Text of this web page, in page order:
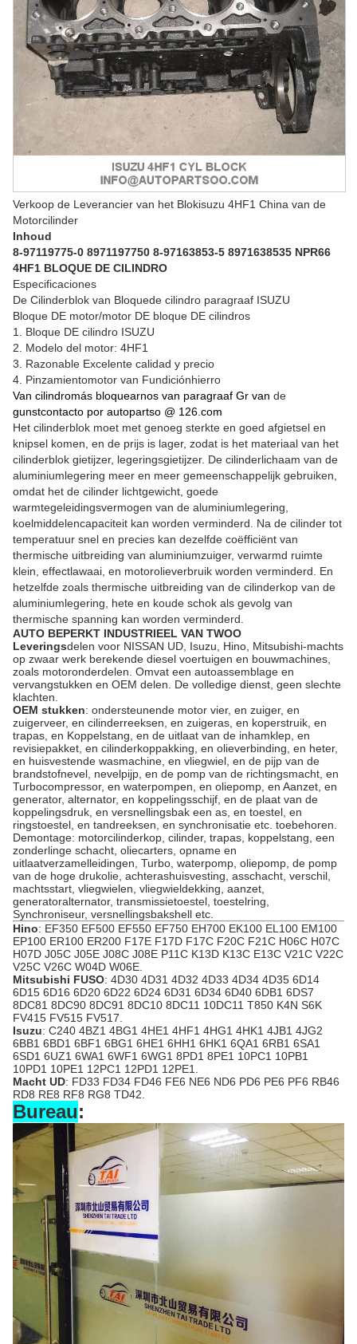
Verkoop de Leverancier van het Blokisuzu 4HF1 China van de
Motorcilinder
Inhoud
8-97119775-0 8971197750 8-97163853-5 8971638535 NPR66
4HF1 BLOQUE DE CILINDRO
Especificaciones
De Cilinderblok van Bloquede cilindro paragraaf ISUZU
Bloque DE motor/motor DE bloque DE cilindros
1. Bloque DE cilindro ISUZU
2. Modelo del motor: 4HF1
3. Razonable Excelente calidad y precio
4. Pinzamientomotor van Fundiciónhierro
Van cilindromás bloquearnos van paragraaf Gr van de
gunstcontacto por autopartso @ 126.com
Het cilinderblok moet met genoeg sterkte en goed afgietsel en
knipsel komen, en de prijs is lager, zodat is het materiaal van het
cilinderblok gietijzer, legeringsgietijzer. De cilinderlichaam van de
aluminiumlegering meer en meer gemeenschappelijk gebruiken,
omdat het de cilinder lichtgewicht, goede
warmtegeleidingsvermogen van de aluminiumlegering,
koelmiddelencapaciteit kan worden verminderd. Na de cilinder tot
temperatuur snel en precies kan dezelfde coëfficiënt van
thermische uitbreiding van aluminiumzuiger, verwarmd ruimte
klein, effectlawaai, en motorolieverbruik worden verminderd. En
hetzelfde zoals thermische uitbreiding van de cilinderkop van de
aluminiumlegering, hete en koude schok als gevolg van
thermische spanning kan worden verminderd.
AUTO BEPERKT INDUSTRIEEL VAN TWOO
Leveringsdelen voor NISSAN UD, Isuzu, Hino, Mitsubishi-machts
op zwaar werk berekende diesel voertuigen en bouwmachines,
zoals motoronderdelen. Omvat een autoassemblage en
vervangstukken en OEM delen. De volledige dienst, geen slechte
klachten.
OEM stukken: ondersteunende motor vier, en zuiger, en
zuigerveer, en cilinderreeksen, en zuigeras, en koperstruik, en
trapas, en Koppelstang, en de uitlaat van de inhamklep, en
revisiepakket, en cilinderkoppakking, en olieverbinding, en heter,
en huisvestende wasmachine, en vliegwiel, en de pijp van de
brandstofnevel, nevelpijp, en de pomp van de richtingsmacht, en
Turbocompressor, en waterpompen, en oliepomp, en Aanzet, en
generator, alternator, en koppelingsschijf, en de plaat van de
koppelingsdruk, en versnellingsbak een as, en toestel, en
ringstoestel, en tandreeksen, en synchronisatie etc. toebehoren.
Demontage: motorcilinderkop, cilinder, trapas, koppelstang, een
zonderlinge schacht, oliecarters, opname en
uitlaatverzamelleidingen, Turbo, waterpomp, oliepomp, de pomp
van de hoge drukolie, achterashuisvesting, asschacht, verschil,
machtsstart, vliegwielen, vliegwieldekking, aanzet,
generatoralternator, transmissietoestel, toestelring,
Synchroniseur, versnellingsbakshell etc.
Hino: EF350 EF500 EF550 EF750 EH700 EK100 EL100 EM100
EP100 ER100 ER200 F17E F17D F17C F20C F21C H06C H07C
H07D J05C J05E J08C J08E P11C K13D K13C E13C V21C V22C
V25C V26C W04D W06E.
Mitsubishi FUSO: 4D30 4D31 4D32 4D33 4D34 4D35 6D14
6D15 6D16 6D20 6D22 6D24 6D31 6D34 6D40 6DB1 6DS7
8DC81 8DC90 8DC91 8DC10 8DC11 10DC11 T850 K4N S6K
FV415 FV515 FV517.
Isuzu: C240 4BZ1 4BG1 4HE1 4HF1 4HG1 4HK1 4JB1 4JG2
6BB1 6BD1 6BF1 6BG1 6HE1 6HH1 6HK1 6QA1 6RB1 6SA1
6SD1 6UZ1 6WA1 6WF1 6WG1 8PD1 8PE1 10PC1 10PB1
10PD1 10PE1 12PC1 12PD1 12PE1.
Macht UD: FD33 FD34 FD46 FE6 NE6 ND6 PD6 PE6 PF6 RB46
RD8 RE8 RF8 RG8 TD42.
Bureau: